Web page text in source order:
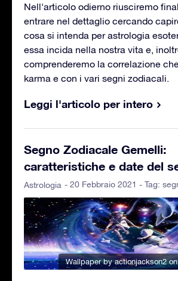
Nell'articolo odierno riusciremo
entrare nel dettaglio cercando
cosa si intenda per astrologia
essa incida nella nostra vita e,
comprenderemo la correlazione
karma e con i vari segni zodiacali.
Leggi l'articolo per intero
Segno Zodiacale Gemelli:
caratteristiche e date del
Astrologia - 20 Febbraio 2021 - Tag:
Wallpaper by actionjackson2on